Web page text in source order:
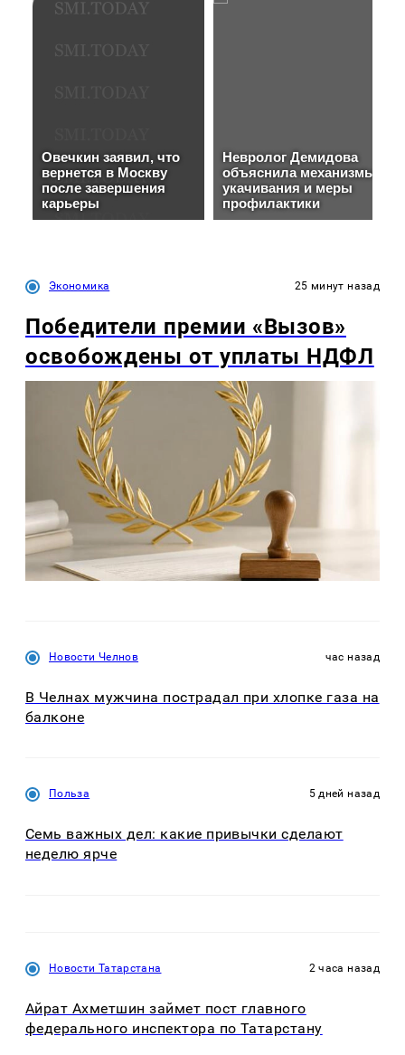
Экономика 25 минут назад
Победители премии «Вызов»
освобождены от уплаты НДФЛ
Новости Челнов час назад
В Челнах мужчина пострадал при хлопке газа на
балконе
Польза 5 дней назад
Семь важных дел: какие привычки сделают
неделю ярче
Новости Татарстана 2 часа назад
Айрат Ахметшин займет пост главного
федерального инспектора по Татарстану